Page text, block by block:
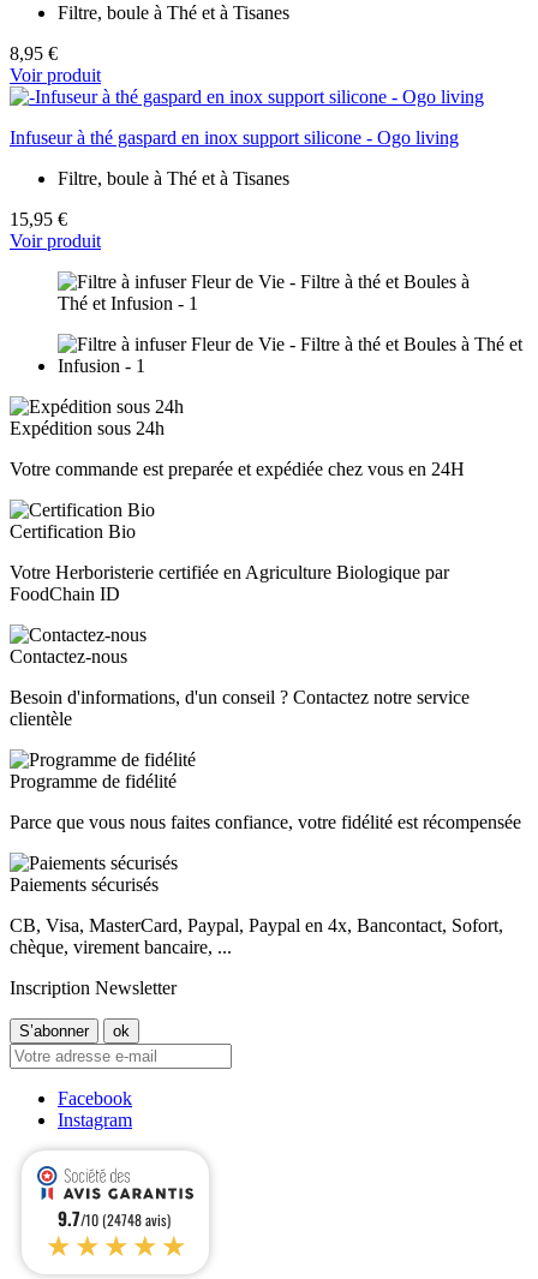
Filtre, boule à Thé et à Tisanes
8,95 €
Voir produit
Infuseur à thé gaspard en inox support silicone - Ogo living
Filtre, boule à Thé et à Tisanes
15,95 €
Voir produit
Expédition sous 24h
Votre commande est preparée et expédiée chez vous en 24H
Certification Bio
Votre Herboristerie certifiée en Agriculture Biologique par
FoodChain ID
Contactez-nous
Besoin d'informations, d'un conseil ? Contactez notre service
clientèle
Programme de fidélité
Parce que vous nous faites confiance, votre fidélité est récompensée
Paiements sécurisés
CB, Visa, MasterCard, Paypal, Paypal en 4x, Bancontact, Sofort,
chèque, virement bancaire, ...
Inscription Newsletter
Facebook
Instagram
9.7/10 (24748 avis)
★★★★★